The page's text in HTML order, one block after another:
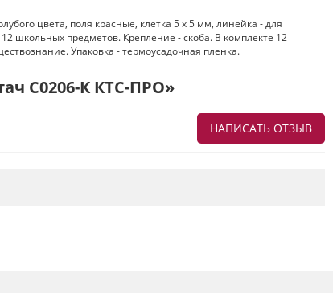
цвета, поля красные, клетка 5 х 5 мм, линейка - для
школьных предметов. Крепление - скоба. В комплекте 12
Упаковка - термоусадочная пленка.
С0206-К КТС-ПРО»
НАПИСАТЬ ОТЗЫВ